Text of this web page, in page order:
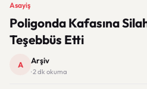
Asayiş
Poligonda Kafasına
Teşebbüs Etti
A Arşiv
· 2 dk okuma